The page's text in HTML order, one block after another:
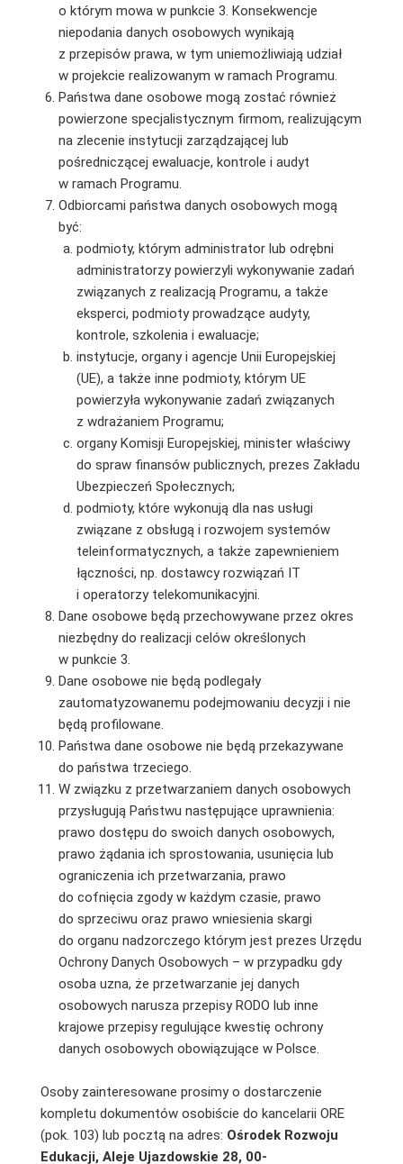
o którym mowa w punkcie 3. Konsekwencje
niepodania danych osobowych wynikają
z przepisów prawa, w tym uniemożliwiają udział
w projekcie realizowanym w ramach Programu.
Państwa dane osobowe mogą zostać również
powierzone specjalistycznym firmom, realizującym
na zlecenie instytucji zarządzającej lub
pośredniczącej ewaluacje, kontrole i audyt
w ramach Programu.
Odbiorcami państwa danych osobowych mogą
być:
podmioty, którym administrator lub odrębni
administratorzy powierzyli wykonywanie zadań
związanych z realizacją Programu, a także
eksperci, podmioty prowadzące audyty,
kontrole, szkolenia i ewaluacje;
instytucje, organy i agencje Unii Europejskiej
(UE), a także inne podmioty, którym UE
powierzyła wykonywanie zadań związanych
z wdrażaniem Programu;
organy Komisji Europejskiej, minister właściwy
do spraw finansów publicznych, prezes Zakładu
Ubezpieczeń Społecznych;
podmioty, które wykonują dla nas usługi
związane z obsługą i rozwojem systemów
teleinformatycznych, a także zapewnieniem
łączności, np. dostawcy rozwiązań IT
i operatorzy telekomunikacyjni.
Dane osobowe będą przechowywane przez okres
niezbędny do realizacji celów określonych
w punkcie 3.
Dane osobowe nie będą podlegały
zautomatyzowanemu podejmowaniu decyzji i nie
będą profilowane.
Państwa dane osobowe nie będą przekazywane
do państwa trzeciego.
W związku z przetwarzaniem danych osobowych
przysługują Państwu następujące uprawnienia:
prawo dostępu do swoich danych osobowych,
prawo żądania ich sprostowania, usunięcia lub
ograniczenia ich przetwarzania, prawo
do cofnięcia zgody w każdym czasie, prawo
do sprzeciwu oraz prawo wniesienia skargi
do organu nadzorczego którym jest prezes Urzędu
Ochrony Danych Osobowych – w przypadku gdy
osoba uzna, że przetwarzanie jej danych
osobowych narusza przepisy RODO lub inne
krajowe przepisy regulujące kwestię ochrony
danych osobowych obowiązujące w Polsce.
Osoby zainteresowane prosimy o dostarczenie
kompletu dokumentów osobiście do kancelarii ORE
(pok. 103) lub pocztą na adres: Ośrodek Rozwoju
Edukacji, Aleje Ujazdowskie 28, 00-